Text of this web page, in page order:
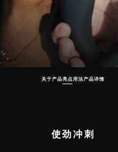
关于产品亮点用法产品详情
使劲冲刺